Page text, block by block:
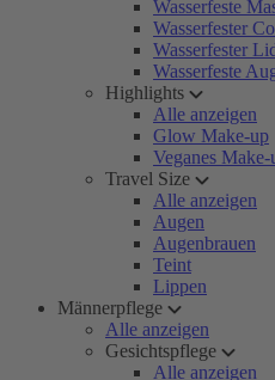
Wasserfeste
Wasserfester
Wasserfester
Wasserfeste
Highlights
Alle anzeigen
Glow Make-up
Veganes Make-
Travel Size
Alle anzeigen
Augen
Augenbrauen
Teint
Lippen
Männerpflege
Alle anzeigen
Gesichtspflege
Alle anzeigen